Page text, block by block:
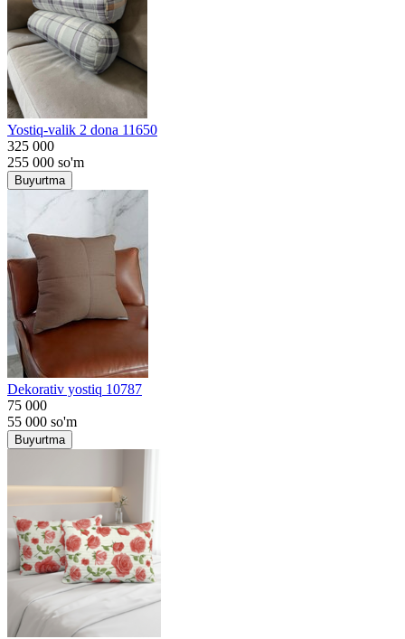
Yostiq-valik 2 dona 11650
325 000
255 000 so'm
Buyurtma
Dekorativ yostiq 10787
75 000
55 000 so'm
Buyurtma